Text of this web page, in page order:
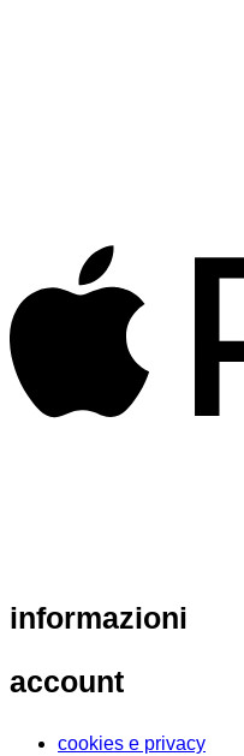
informazioni
account
cookies e privacy